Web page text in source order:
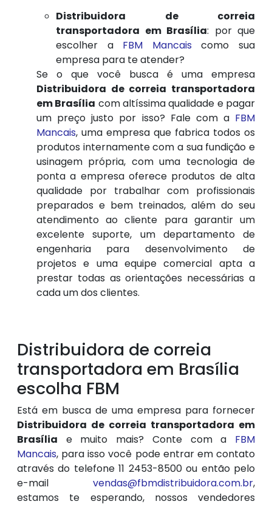
Distribuidora de correia
transportadora em Brasília: por que
escolher a FBM Mancais como sua
empresa para te atender?
Se o que você busca é uma empresa
Distribuidora de correia transportadora
em Brasília com altíssima qualidade e pagar
um preço justo por isso? Fale com a FBM
Mancais, uma empresa que fabrica todos os
produtos internamente com a sua fundição e
usinagem própria, com uma tecnologia de
ponta a empresa oferece produtos de alta
qualidade por trabalhar com profissionais
preparados e bem treinados, além do seu
atendimento ao cliente para garantir um
excelente suporte, um departamento de
engenharia para desenvolvimento de
projetos e uma equipe comercial apta a
prestar todas as orientações necessárias a
cada um dos clientes.
Distribuidora de correia
transportadora em Brasília
escolha FBM
Está em busca de uma empresa para fornecer
Distribuidora de correia transportadora em
Brasília e muito mais? Conte com a FBM
Mancais, para isso você pode entrar em contato
através do telefone 11 2453-8500 ou então pelo
e-mail vendas@fbmdistribuidora.com.br,
estamos te esperando, nossos vendedores